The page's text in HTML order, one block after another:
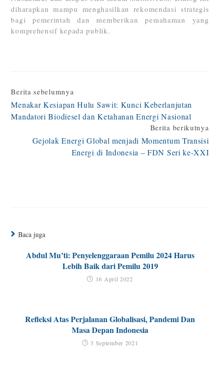
diharapkan mampu menghasilkan rekomendasi strategis
bagi pemerintah dan memberikan pemahaman yang
komprehensif kepada publik.
Continue
Reading
Berita sebelumnya
Menakar Kesiapan Hulu Sawit: Kunci Keberlanjutan
Mandatori Biodiesel dan Ketahanan Energi Nasional
Berita berikutnya
Gejolak Energi Global menjadi Momentum Transisi
Energi di Indonesia – FDN Seri ke-XXI
Baca juga
Abdul Mu’ti: Penyelenggaraan Pemilu 2024 Harus
Lebih Baik dari Pemilu 2019
16 April 2022
Refleksi Atas Perjalanan Globalisasi, Pandemi Dan
Masa Depan Indonesia
3 September 2021